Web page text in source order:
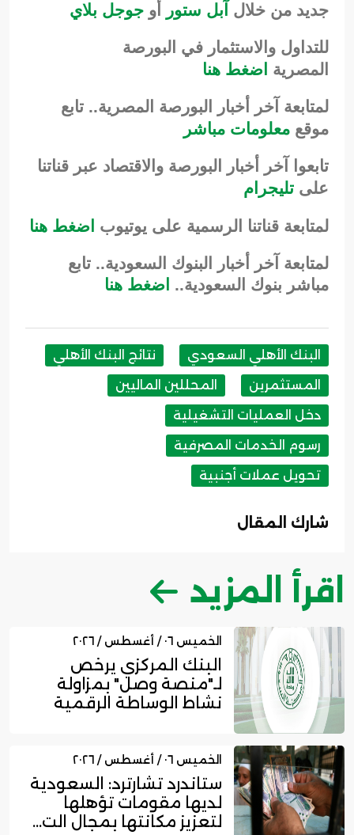
جديد من خلال آبل ستور أو جوجل بلاي
للتداول والاستثمار في البورصة
المصرية اضغط هنا
لمتابعة آخر أخبار البورصة المصرية.. تابع
موقع معلومات مباشر
تابعوا آخر أخبار البورصة والاقتصاد عبر قناتنا
على تليجرام
لمتابعة قناتنا الرسمية على يوتيوب اضغط هنا
لمتابعة آخر أخبار البنوك السعودية.. تابع
مباشر بنوك السعودية.. اضغط هنا
البنك الأهلي السعودي
نتائج البنك الأهلي
المستثمرين
المحللين الماليين
دخل العمليات التشغيلية
رسوم الخدمات المصرفية
تحويل عملات أجنبية
شارك المقال
اقرأ المزيد
الخميس ٠٦ / أغسطس / ٢٠٢٦
البنك المركزي يرخص
لـ"منصة وصل" بمزاولة
نشاط الوساطة الرقمية
الخميس ٠٦ / أغسطس / ٢٠٢٦
ستاندرد تشارترد: السعودية
لديها مقومات تؤهلها
لتعزيز مكانتها بمجال الت...